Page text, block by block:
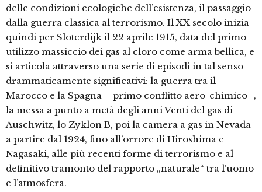
delle condizioni ecologiche dell’esistenza, il passaggio
dalla guerra classica al terrorismo. Il XX secolo inizia
quindi per Sloterdijk il 22 aprile 1915, data del primo
utilizzo massiccio dei gas al cloro come arma bellica, e
si articola attraverso una serie di episodi in tal senso
drammaticamente significativi: la guerra tra il
Marocco e la Spagna – primo conflitto aero-chimico -,
la messa a punto a metà degli anni Venti del gas di
Auschwitz, lo Zyklon B, poi la camera a gas in Nevada
a partire dal 1924, fino all’orrore di Hiroshima e
Nagasaki, alle più recenti forme di terrorismo e al
definitivo tramonto del rapporto „naturale“ tra l’uomo
e l’atmosfera.